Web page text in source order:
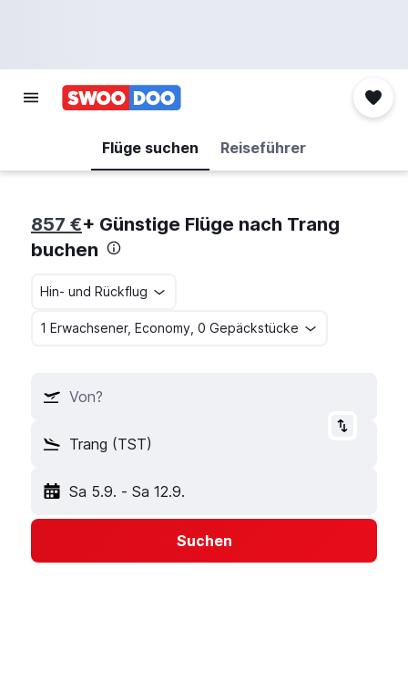
Flüge suchen Reiseführer
857 €+ Günstige Flüge nach Trang
buchen
Hin- und Rückflug
1 Erwachsener, Economy, 0 Gepäckstücke
Von?
Trang (TST)
Sa 5.9. - Sa 12.9.
Suchen